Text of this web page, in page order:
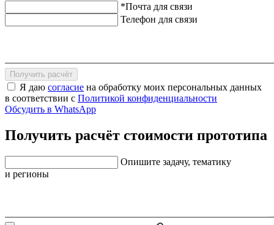
*Почта для связи
Телефон для связи
Получить расчёт
Я даю согласие на обработку моих персональных данных
в соответствии с Политикой конфиденциальности
Обсудить в WhatsApp
Получить расчёт стоимости прототипа
Опишите задачу, тематику
и регионы